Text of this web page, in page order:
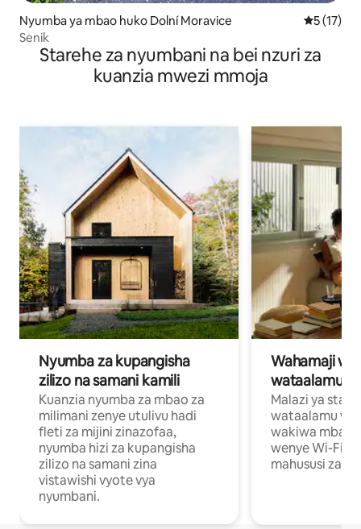
Nyumba ya mbao huko Dolní Moravice Ukadiriaji
5 (17)
Senik
Starehe za nyumbani na bei nzuri za
kuanzia mwezi mmoja
Nyumba za kupangisha
zilizo na samani kamili
Kuanzia nyumba za mbao za
milimani zenye utulivu hadi
fleti za mijini zinazofaa,
nyumba hizi za kupangisha
zilizo na samani zina
vistawishi vyote vya
nyumbani.
Wahamaji
wataalamu
Malazi ya
wataalamu
wakiwa mbali
wenye Wi-Fi
mahususi za